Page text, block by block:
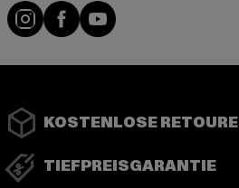
Instagram
FacebookYouTube
KOSTENLOSE RETOURE
TIEFPREISGARANTIE